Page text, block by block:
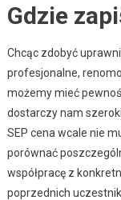
Gdzie
Chcąc zdobyć
profesjonalne,
możemy mieć
dostarczy nam
SEP cena wcale nie
porównać
współpracę z
poprzednich